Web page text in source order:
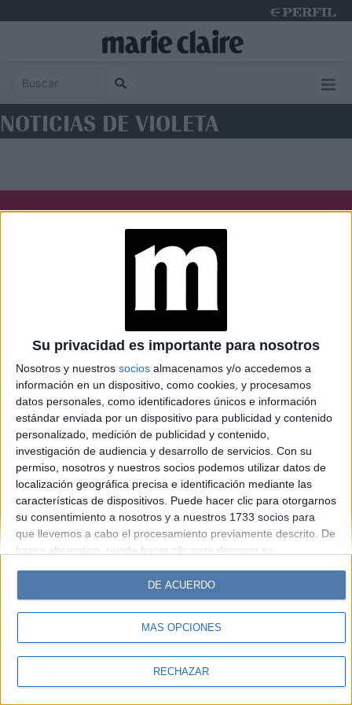
Su privacidad es importante para nosotros
Nosotros y nuestros socios almacenamos y/o accedemos a
información en un dispositivo, como cookies, y procesamos
datos personales, como identificadores únicos e información
estándar enviada por un dispositivo para publicidad y contenido
personalizado, medición de publicidad y contenido,
investigación de audiencia y desarrollo de servicios. Con su
permiso, nosotros y nuestros socios podemos utilizar datos de
localización geográfica precisa e identificación mediante las
características de dispositivos. Puede hacer clic para otorgarnos
su consentimiento a nosotros y a nuestros 1733 socios para
que llevemos a cabo el procesamiento previamente descrito. De
forma alternativa, puede hacer clic para denegar su
cambiar sus preferencias antes de otorgar su consentimiento.
Tenga en cuenta que algún procesamiento de sus datos
personales puede no requerir de su consentimiento, pero usted
tiene el derecho de rechazar tal procesamiento. Sus
sus preferencias o retirar su consentimiento en cualquier
MÁS OPCIONES
RECHAZAR
DE ACUERDO
NOTICIAS DE VIOLETA
Caras Noticias
Weekend Parabrisas
Look
Luz Mía Lunateen Break BATimes
© Perfil.com 2006-2019 - Todos los derechos reservados
Registro de Propiedad Intelectual: Nro. 5346433